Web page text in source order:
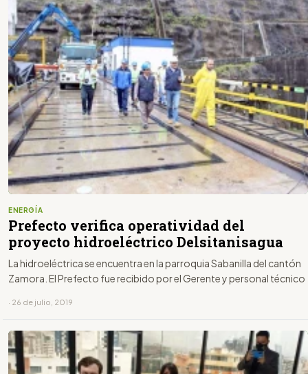
ENERGÍA
Prefecto verifica operatividad del
proyecto hidroeléctrico Delsitanisagua
La hidroeléctrica se encuentra en la parroquia Sabanilla del cantón
Zamora. El Prefecto fue recibido por el Gerente y personal técnico
· 26 de julio, 2019